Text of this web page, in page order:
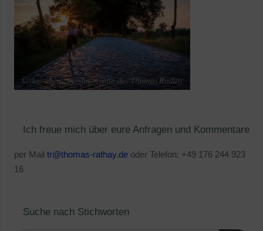
Ich freue mich über eure Anfragen und Kommentare
per Mail tr@thomas-rathay.deoder Telefon: +49 176 244 923
16
Suche nach Stichworten